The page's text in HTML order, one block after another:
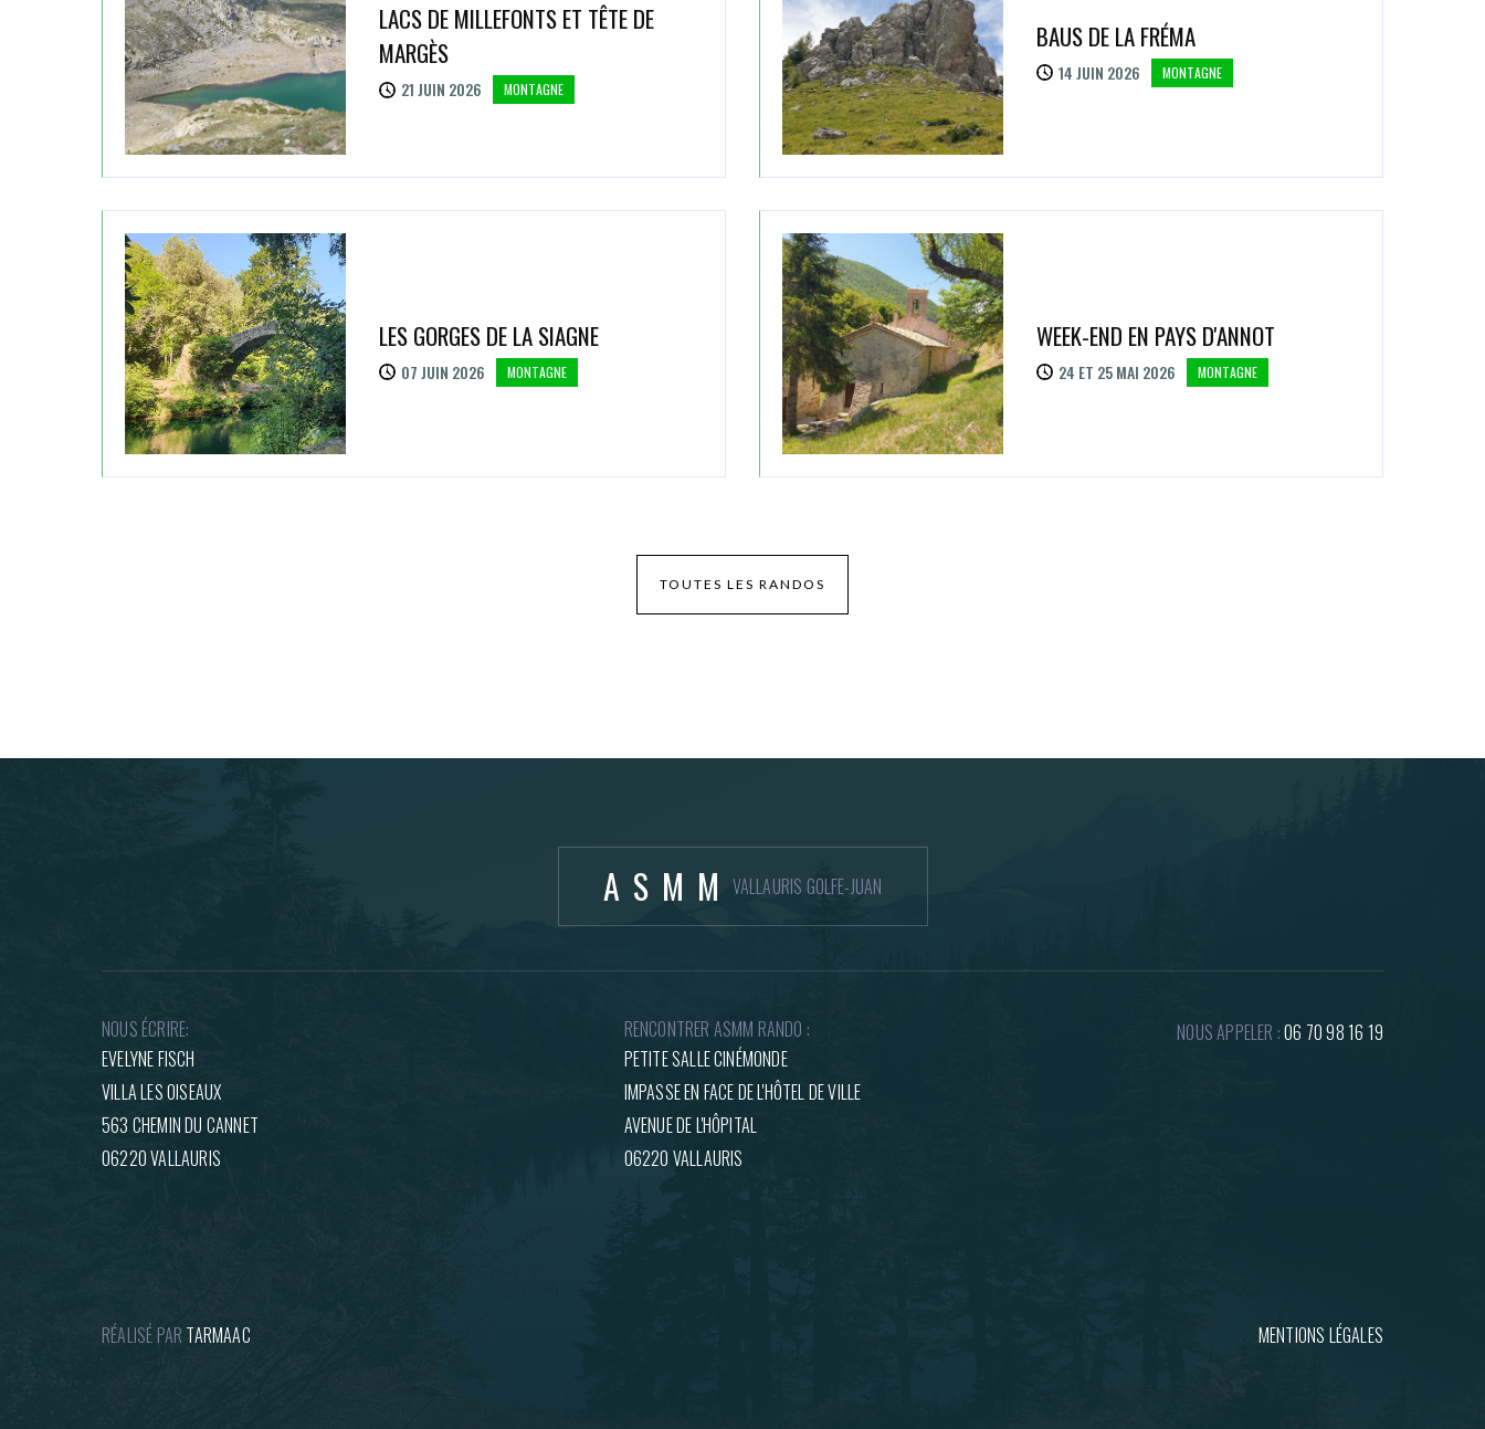
LACS DE MILLEFONTS ET TÊTE DE
MARGÈS
21 JUIN 2026 MONTAGNE
BAUS DE LA FRÉMA
14 JUIN 2026 MONTAGNE
LES GORGES DE LA SIAGNE
07 JUIN 2026 MONTAGNE
WEEK-END EN PAYS D'ANNOT
24 ET 25 MAI 2026 MONTAGNE
TOUTES LES RANDOS
ASMM VALLAURIS GOLFE-JUAN
NOUS ÉCRIRE:
EVELYNE FISCH
VILLA LES OISEAUX
563 CHEMIN DU CANNET
06220 VALLAURIS
RENCONTRER ASMM RANDO :
PETITE SALLE CINÉMONDE
IMPASSE EN FACE DE L'HÔTEL DE VILLE
AVENUE DE L'HÔPITAL
06220 VALLAURIS
NOUS APPELER :06 70 98 16 19
RÉALISÉ PAR TARMAAC MENTIONS LÉGALES